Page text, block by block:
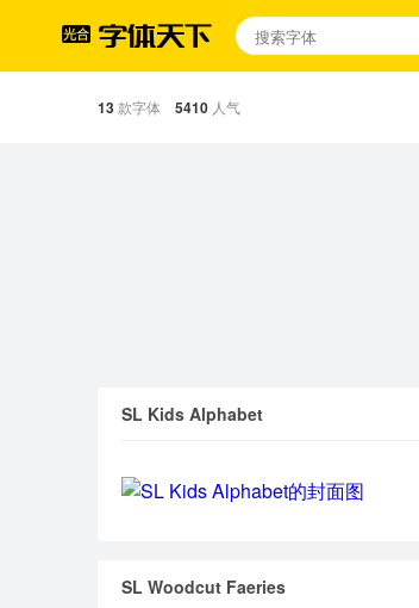
13款字体 5410 人气
SL Kids Alphabet
SL Woodcut Faeries